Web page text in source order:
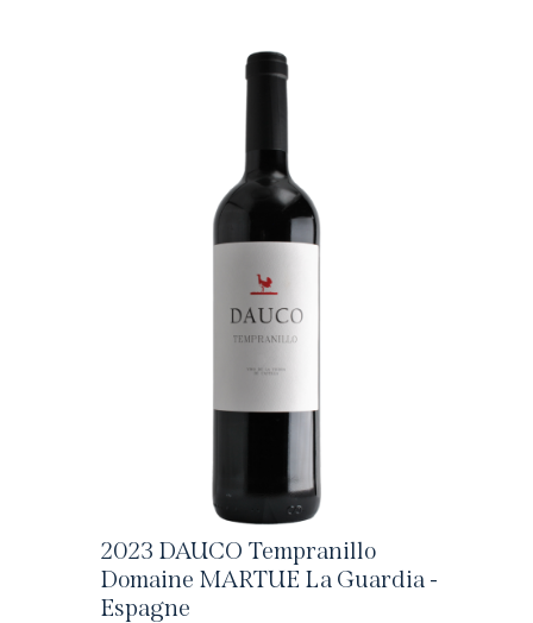
2023 DAUCO Tempranillo
Domaine MARTUE La Guardia -
Espagne